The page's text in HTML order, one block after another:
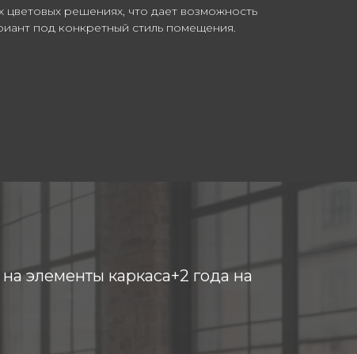
цветовых решениях, что дает возможность
под конкретный стиль помещения.
элементы каркаса+2 года на